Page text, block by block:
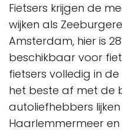
Fietsers krijgen de
wijken als
Amsterdam, hier is
beschikbaar voor
fietsers volledig in
het beste af met de
autoliefhebbers
Haarlemmermeer